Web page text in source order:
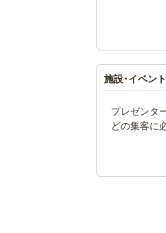
施設･イベン
プレゼンタ
どの集客に